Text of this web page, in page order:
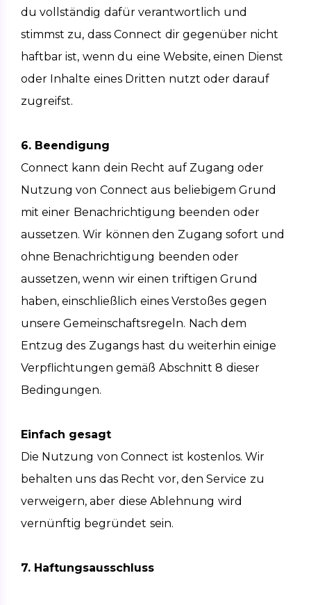
du vollständig dafür verantwortlich und
stimmst zu, dass Connect dir gegenüber nicht
haftbar ist, wenn du eine Website, einen Dienst
oder Inhalte eines Dritten nutzt oder darauf
zugreifst.
6. Beendigung
Connect kann dein Recht auf Zugang oder
Nutzung von Connect aus beliebigem Grund
mit einer Benachrichtigung beenden oder
aussetzen. Wir können den Zugang sofort und
ohne Benachrichtigung beenden oder
aussetzen, wenn wir einen triftigen Grund
haben, einschließlich eines Verstoßes gegen
unsere Gemeinschaftsregeln. Nach dem
Entzug des Zugangs hast du weiterhin einige
Verpflichtungen gemäß Abschnitt 8 dieser
Bedingungen.
Einfach gesagt
Die Nutzung von Connect ist kostenlos. Wir
behalten uns das Recht vor, den Service zu
verweigern, aber diese Ablehnung wird
vernünftig begründet sein.
7. Haftungsausschluss